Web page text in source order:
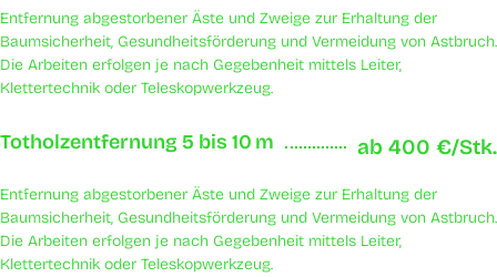
Entfernung abgestorbener Äste und Zweige zur Erhaltung der
Baumsicherheit, Gesundheitsförderung und Vermeidung von Astbruch.
Die Arbeiten erfolgen je nach Gegebenheit mittels Leiter,
Klettertechnik oder Teleskopwerkzeug.
Totholzentfernung 5 bis 10 m ab 400 €/Stk.
Entfernung abgestorbener Äste und Zweige zur Erhaltung der
Baumsicherheit, Gesundheitsförderung und Vermeidung von Astbruch.
Die Arbeiten erfolgen je nach Gegebenheit mittels Leiter,
Klettertechnik oder Teleskopwerkzeug.